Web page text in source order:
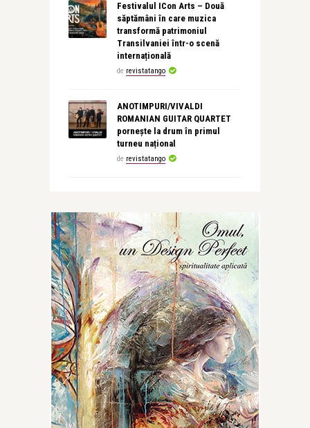
Festivalul ICon Arts – Două
săptămâni în care muzica
transformă patrimoniul
Transilvaniei într-o scenă
internațională
de revistatango
ANOTIMPURI/VIVALDI
ROMANIAN GUITAR QUARTET
pornește la drum în primul
turneu național
de revistatango